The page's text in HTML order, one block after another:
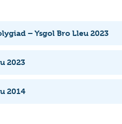
– Ysgol Bro Lleu 2023
2023
2014